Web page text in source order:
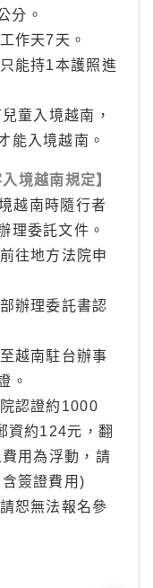
分。
作天7天。
能持1本護照進
童入境越南，
能入境越南。
境越南規定】
越南時隨行者
理委託文件。
往地方法院申
辦理委託書認
越南駐台辦事
。
認證約1000
資約124元，翻
用為浮動，請
簽證費用)
恕無法報名參